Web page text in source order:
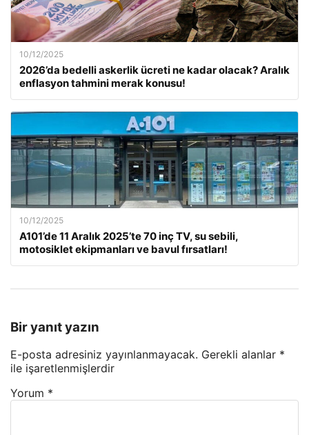
10/12/2025
2026’da bedelli askerlik ücreti ne kadar olacak? Aralık
enflasyon tahmini merak konusu!
10/12/2025
A101’de 11 Aralık 2025’te 70 inç TV, su sebili,
motosiklet ekipmanları ve bavul fırsatları!
Bir yanıt yazın
E-posta adresiniz yayınlanmayacak. Gerekli alanlar *
ile işaretlenmişlerdir
Yorum *